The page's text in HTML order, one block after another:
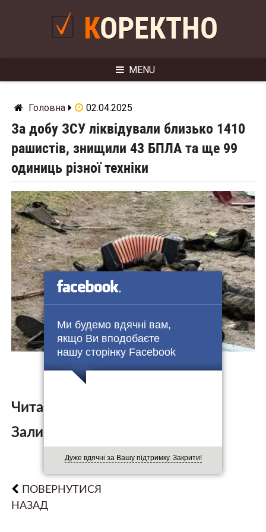
Ми будемо вдячні вам,
якщо Ви вподобаєте
нашу сторінку Facebook
Дуже вдячні за Вашу підтримку. Закрити!
КОРЕКТНО
MENU
Головна 02.04.2025
За добу ЗСУ ліквідували близько 1410
рашистів, знищили 43 БПЛА та ще 99
одиниць різної техніки
Читайте також:
Залишити коментар:
ПОВЕРНУТИСЯ
НАЗАД